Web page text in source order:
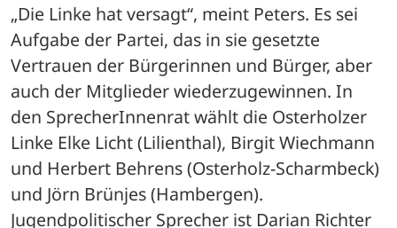
„Die Linke hat versagt“, meint Peters. Es sei
Aufgabe der Partei, das in sie gesetzte
Vertrauen der Bürgerinnen und Bürger, aber
auch der Mitglieder wiederzugewinnen. In
den SprecherInnenrat wählt die Osterholzer
Linke Elke Licht (Lilienthal), Birgit Wiechmann
und Herbert Behrens (Osterholz-Scharmbeck)
und Jörn Brünjes (Hambergen).
Jugendpolitischer Sprecher ist Darian Richter